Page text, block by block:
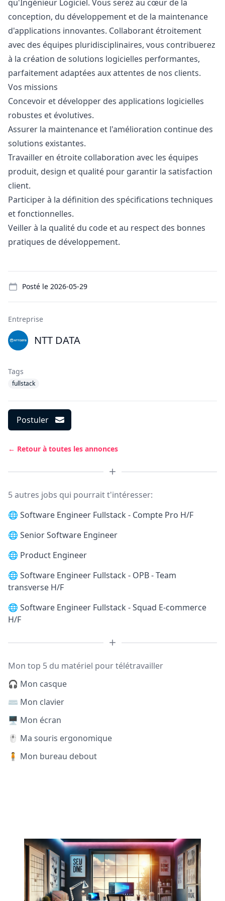
qu'Ingénieur Logiciel. Vous serez au cœur de la
conception, du développement et de la maintenance
d'applications innovantes. Collaborant étroitement
avec des équipes pluridisciplinaires, vous contribuerez
à la création de solutions logicielles performantes,
parfaitement adaptées aux attentes de nos clients.
Vos missions
Concevoir et développer des applications logicielles
robustes et évolutives.
Assurer la maintenance et l'amélioration continue des
solutions existantes.
Travailler en étroite collaboration avec les équipes
produit, design et qualité pour garantir la satisfaction
client.
Participer à la définition des spécifications techniques
et fonctionnelles.
Veiller à la qualité du code et au respect des bonnes
pratiques de développement.
Posté le 2026-05-29
Entreprise
NTT DATA
Tags
fullstack
Postuler
← Retour à toutes les annonces
5 autres jobs qui pourrait t'intéresser:
🌐 Software Engineer Fullstack - Compte Pro H/F
🌐 Senior Software Engineer
🌐 Product Engineer
🌐 Software Engineer Fullstack - OPB - Team
transverse H/F
🌐 Software Engineer Fullstack - Squad E-commerce
H/F
Mon top 5 du matériel pour télétravailler
🎧 Mon casque
⌨️ Mon clavier
🖥️ Mon écran
🖱️ Ma souris ergonomique
🧍 Mon bureau debout